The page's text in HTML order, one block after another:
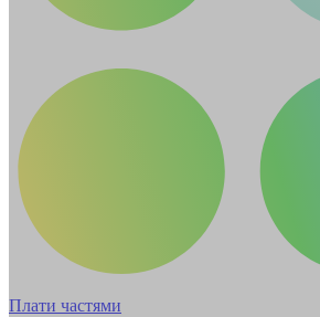
Плати частями